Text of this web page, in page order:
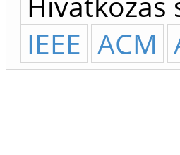
IEEE ACM